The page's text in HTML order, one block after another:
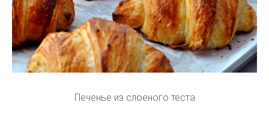
Печенье из слоеного теста